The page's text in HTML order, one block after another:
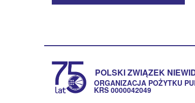
POLSKI ZWIĄZEK
ORGANIZACJA POŻYTKU
KRS 0000042049